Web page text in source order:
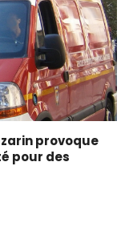
provoque
pour des